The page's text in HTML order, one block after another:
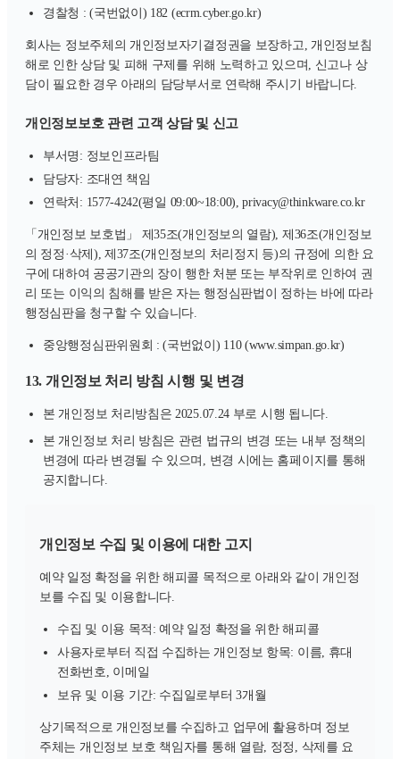
경찰청 : (국번없이) 182 (ecrm.cyber.go.kr)
회사는 정보주체의 개인정보자기결정권을 보장하고, 개인정보침
해로 인한 상담 및 피해 구제를 위해 노력하고 있으며, 신고나 상
담이 필요한 경우 아래의 담당부서로 연락해 주시기 바랍니다.
개인정보보호 관련 고객 상담 및 신고
부서명: 정보인프라팀
담당자: 조대연 책임
연락처: 1577-4242(평일 09:00~18:00), privacy@thinkware.co.kr
「개인정보 보호법」 제35조(개인정보의 열람), 제36조(개인정보
의 정정·삭제), 제37조(개인정보의 처리정지 등)의 규정에 의한 요
구에 대하여 공공기관의 장이 행한 처분 또는 부작위로 인하여 권
리 또는 이익의 침해를 받은 자는 행정심판법이 정하는 바에 따라
행정심판을 청구할 수 있습니다.
중앙행정심판위원회 : (국번없이) 110 (www.simpan.go.kr)
13. 개인정보 처리 방침 시행 및 변경
본 개인정보 처리방침은 2025.07.24 부로 시행 됩니다.
본 개인정보 처리 방침은 관련 법규의 변경 또는 내부 정책의
변경에 따라 변경될 수 있으며, 변경 시에는 홈페이지를 통해
공지합니다.
개인정보 수집 및 이용에 대한 고지
예약 일정 확정을 위한 해피콜 목적으로 아래와 같이 개인정
보를 수집 및 이용합니다.
수집 및 이용 목적: 예약 일정 확정을 위한 해피콜
사용자로부터 직접 수집하는 개인정보 항목: 이름, 휴대
전화번호, 이메일
보유 및 이용 기간: 수집일로부터 3개월
상기목적으로 개인정보를 수집하고 업무에 활용하며 정보
주체는 개인정보 보호 책임자를 통해 열람, 정정, 삭제를 요